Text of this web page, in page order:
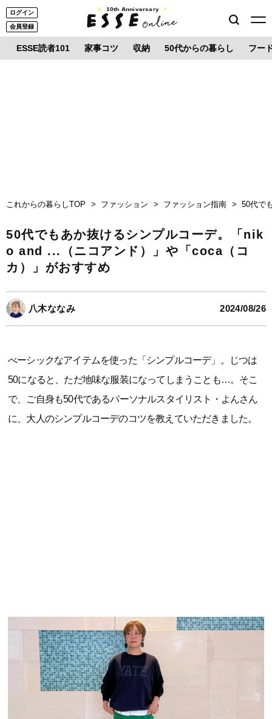
ログイン
会員登録
10th Anniversary
ESSE読者101 家事コツ 収納 50代からの暮らし フー
これからの暮らしTOP ファッション ファッション指南 50代で
50代でもあか抜けるシンプルコーデ。「nik
o and ...（ニコアンド）」や「coca（コ
カ）」がおすすめ
八木ななみ 2024/08/26
べーシックなアイテムを使った「シンプルコーデ」。じつは
50になると、ただ地味な服装になってしまうことも…。そこ
で、ご自身も50代であるパーソナルスタイリスト・よんさん
に、大人のシンプルコーデのコツを教えていただきました。